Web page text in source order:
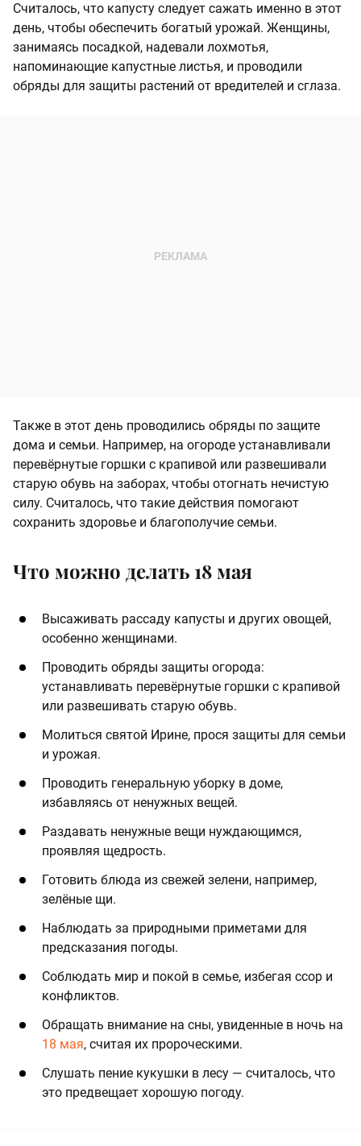
Считалось, что капусту следует сажать именно в этот
день, чтобы обеспечить богатый урожай. Женщины,
занимаясь посадкой, надевали лохмотья,
напоминающие капустные листья, и проводили
обряды для защиты растений от вредителей и сглаза.
Также в этот день проводились обряды по защите
дома и семьи. Например, на огороде устанавливали
перевёрнутые горшки с крапивой или развешивали
старую обувь на заборах, чтобы отогнать нечистую
силу. Считалось, что такие действия помогают
сохранить здоровье и благополучие семьи.
Что можно делать 18 мая
Высаживать рассаду капусты и других овощей,
особенно женщинами.
Проводить обряды защиты огорода:
устанавливать перевёрнутые горшки с крапивой
или развешивать старую обувь.
Молиться святой Ирине, прося защиты для семьи
и урожая.
Проводить генеральную уборку в доме,
избавляясь от ненужных вещей.
Раздавать ненужные вещи нуждающимся,
проявляя щедрость.
Готовить блюда из свежей зелени, например,
зелёные щи.
Наблюдать за природными приметами для
предсказания погоды.
Соблюдать мир и покой в семье, избегая ссор и
конфликтов.
Обращать внимание на сны, увиденные в ночь на
18 мая, считая их пророческими.
Слушать пение кукушки в лесу — считалось, что
это предвещает хорошую погоду.